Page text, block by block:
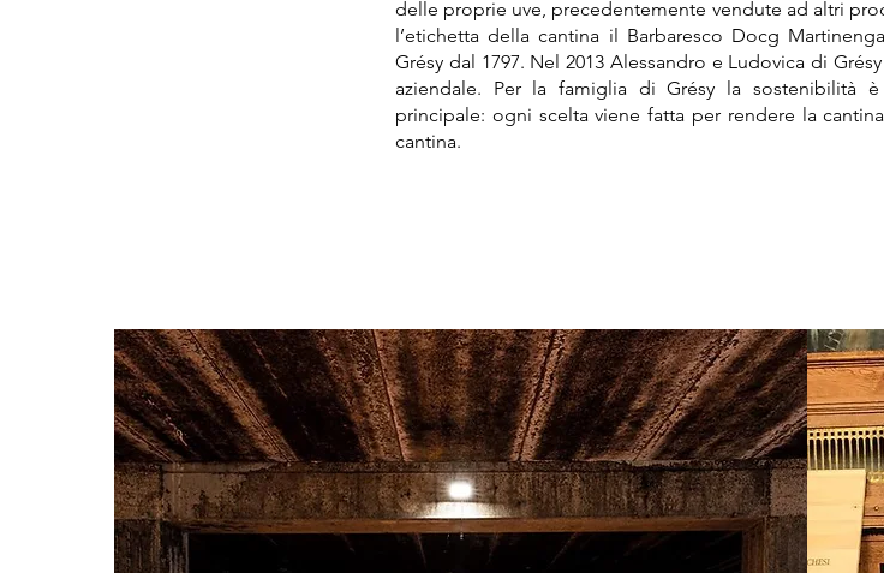
delle proprie uve, precedentemente vendute ad altri
l’etichetta della cantina il Barbaresco Docg
Grésy dal 1797. Nel 2013 Alessandro e Ludovica di
aziendale. Per la famiglia di Grésy la sostenibilità
principale: ogni scelta viene fatta per rendere la
cantina.